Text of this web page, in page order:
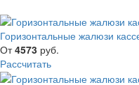
Горизонтальные жалюзи
От4573 руб.
Рассчитать